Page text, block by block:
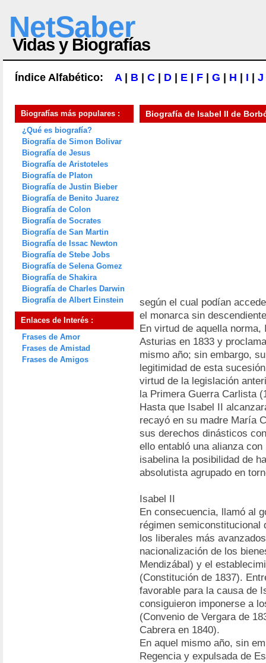
NetSaber
Vidas y Biografías
Índice Alfabético: A| B C D E F G H I J
Biografías más populares :
¿Qué es biografía?
Biografía de Simon Bolivar
Biografía de Jesus
Biografía de Aristoteles
Biografía de Platon
Biografía de Justin Bieber
Biografía de Benito Juarez
Biografía de Colon
Biografía de Socrates
Biografía de San Martin
Biografía de Issac Newton
Biografía de Stebe Jobs
Biografía de Selena Gomez
Biografía de Shakira
Biografía de Charles Darwin
Biografía de Albert Einstein
Enlaces de Interés :
Frases de Amor
Frases de Amistad
Frases de Amigos
Biografía de Isabel II de
según el cual podían
el monarca sin
En virtud de aquella
Asturias en 1833 y
mismo año; sin embargo,
legitimidad de esta
virtud de la legislación
la Primera Guerra Carlista
Hasta que Isabel II
recayó en su madre María
sus derechos dinásticos
ello entabló una alianza
isabelina la posibilidad de
absolutista agrupado en
Isabel II
En consecuencia, llamó al
régimen semiconstitucional
los liberales más
nacionalización de los
Mendizábal) y el
(Constitución de 1837).
favorable para la causa de
consiguieron imponerse a
(Convenio de Vergara de
Cabrera en 1840).
En aquel mismo año, sin
Regencia y expulsada de